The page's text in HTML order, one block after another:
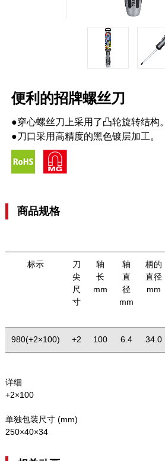
便利的招牌螺丝刀
●穿心螺丝刀上采用了凸轮旋转结构。
●刀口采用高精度的黑色镀层加工。
商品规格
标示
刀
尖
尺
寸
轴
长
mm
轴
直
径
mm
柄的
直径
mm
980(+2×100) +2 100 6.4 34.0
详细
+2×100
单独包装尺寸 (mm)
250×40×34